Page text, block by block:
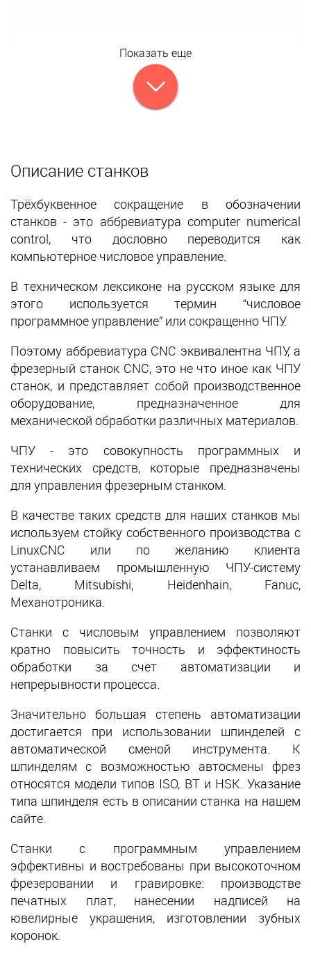
Показать еще
Описание станков
Трёхбуквенное сокращение в обозначении
станков - это аббревиатура computer numerical
control, что дословно переводится как
компьютерное числовое управление.
В техническом лексиконе на русском языке для
этого используется термин “числовое
программное управление” или сокращенно ЧПУ.
Поэтому аббревиатура CNC эквивалентна ЧПУ, а
фрезерный станок CNC, это не что иное как ЧПУ
станок, и представляет собой производственное
оборудование, предназначенное для
механической обработки различных материалов.
ЧПУ - это совокупность программных и
технических средств, которые предназначены
для управления фрезерным станком.
В качестве таких средств для наших станков мы
используем стойку собственного производства с
LinuxCNC или по желанию клиента
устанавливаем промышленную ЧПУ-систему
Delta, Mitsubishi, Heidenhain, Fanuc,
Механотроника.
Станки с числовым управлением позволяют
кратно повысить точность и эффектиность
обработки за счет автоматизации и
непрерывности процесса.
Значительно большая степень автоматизации
достигается при использовании шпинделей с
автоматической сменой инструмента. К
шпинделям с возможностью автосмены фрез
относятся модели типов ISO, BT и HSK. Указание
типа шпинделя есть в описании станка на нашем
сайте.
Станки с программным управлением
эффективны и востребованы при высокоточном
фрезеровании и гравировке: производстве
печатных плат, нанесении надписей на
ювелирные украшения, изготовлении зубных
коронок.